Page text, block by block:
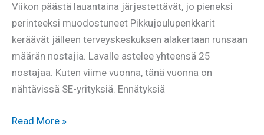
Viikon päästä lauantaina järjestettävät, jo pieneksi
perinteeksi muodostuneet Pikkujoulupenkkarit
keräävät jälleen terveyskeskuksen alakertaan runsaan
määrän nostajia. Lavalle astelee yhteensä 25
nostajaa. Kuten viime vuonna, tänä vuonna on
nähtävissä SE-yrityksiä. Ennätyksiä
Pikkujoulupenkkareihin
Read More »